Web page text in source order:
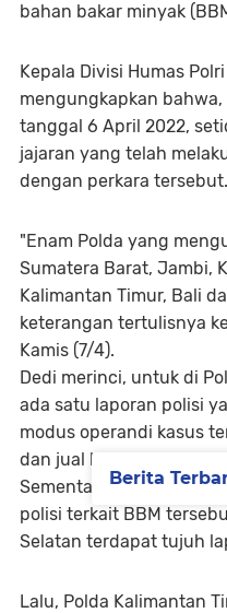
bahan bakar minyak
Kepala Divisi Humas
mengungkapkan
tanggal 6 April 2022,
jajaran yang telah
dengan perkara tersebut.
"Enam Polda yang
Sumatera Barat, Jambi,
Kalimantan Timur, Bali
keterangan tertulisnya
Kamis (7/4).
Dedi merinci, untuk di
ada satu laporan polisi
modus operandi kasus
dan jual beli BBM
Sementara, Polda
polisi terkait BBM
Selatan terdapat tujuh
Lalu, Polda Kalimantan
Berita